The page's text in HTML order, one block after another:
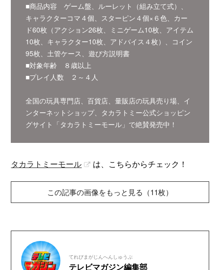
■商品内容 ゲーム盤、ルーレット（組み立て式）、
キャラクターコマ４個、スターピン４個×６色、カー
ド60枚（アクション26枚、ミニゲーム10枚、アイテム
10枚、キャラクター10枚、アドバイス４枚）、コイン
95枚、土管ケース、遊び方説明書
■対象年齢 ８歳以上
■プレイ人数 ２～４人
全国の玩具専門店、百貨店、量販店の玩具売り場、イ
ンターネットショップ、タカラトミー公式ショッピン
グサイト「タカラトミーモール」で絶賛発売中！
タカラトミーモール は、こちらからチェック！
この記事の画像をもっと見る（11枚）
てれびまがじんへんしゅうぶ
テレビマガジン編集部